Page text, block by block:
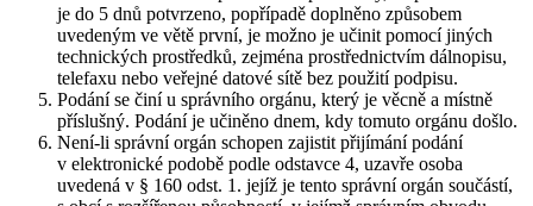
je do 5 dnů potvrzeno, popřípadě doplněno způsobem
uvedeným ve větě první, je možno je učinit pomocí jiných
technických prostředků, zejména prostřednictvím dálnopisu,
telefaxu nebo veřejné datové sítě bez použití podpisu.
Podání se činí u správního orgánu, který je věcně a místně
příslušný. Podání je učiněno dnem, kdy tomuto orgánu došlo.
Není-li správní orgán schopen zajistit přijímání podání
v elektronické podobě podle odstavce 4, uzavře osoba
uvedená v § 160 odst. 1. jejíž je tento správní orgán součástí,